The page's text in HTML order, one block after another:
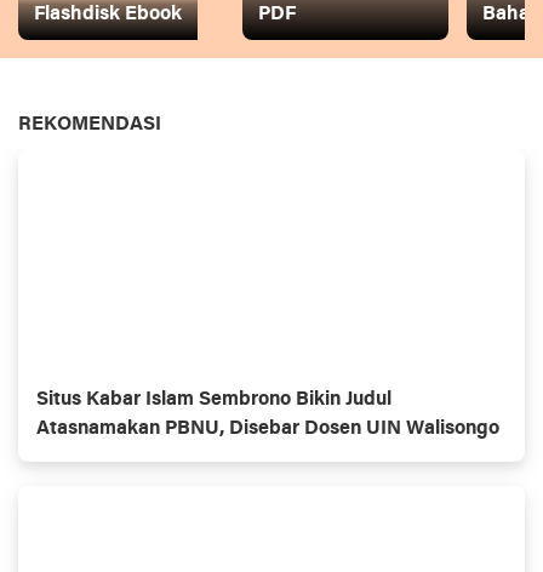
Flashdisk Ebook
PDF
Baha
REKOMENDASI
Situs Kabar Islam Sembrono Bikin Judul
Atasnamakan PBNU, Disebar Dosen UIN Walisongo